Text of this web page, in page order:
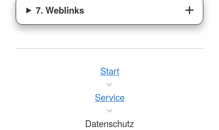
7. Weblinks
Start
Service
Datenschutz